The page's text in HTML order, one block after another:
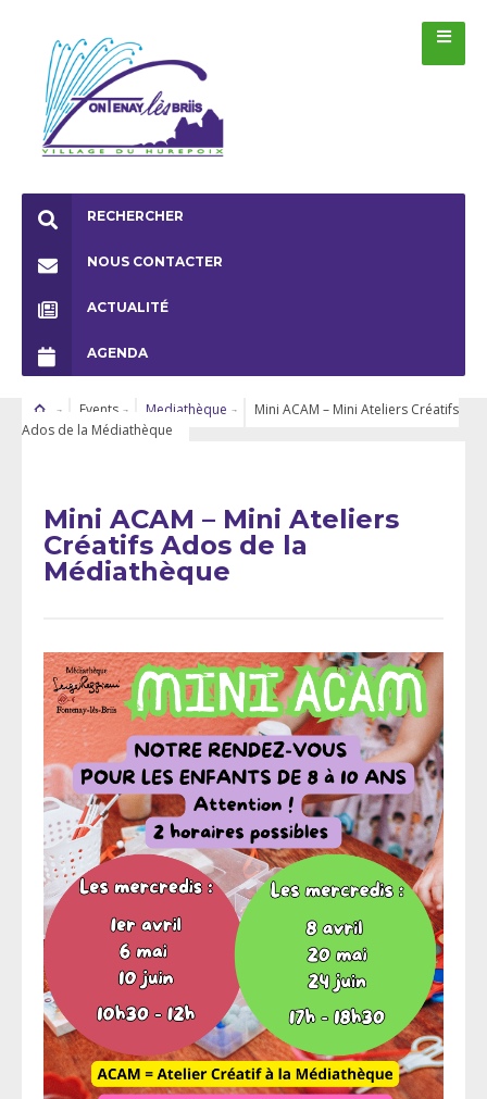
RECHERCHER
NOUS CONTACTER
ACTUALITÉ
AGENDA
Events Mediathèque
Mini ACAM – Mini Ateliers Créatifs
Ados de la Médiathèque
Mini ACAM – Mini Ateliers
Créatifs Ados de la
Médiathèque